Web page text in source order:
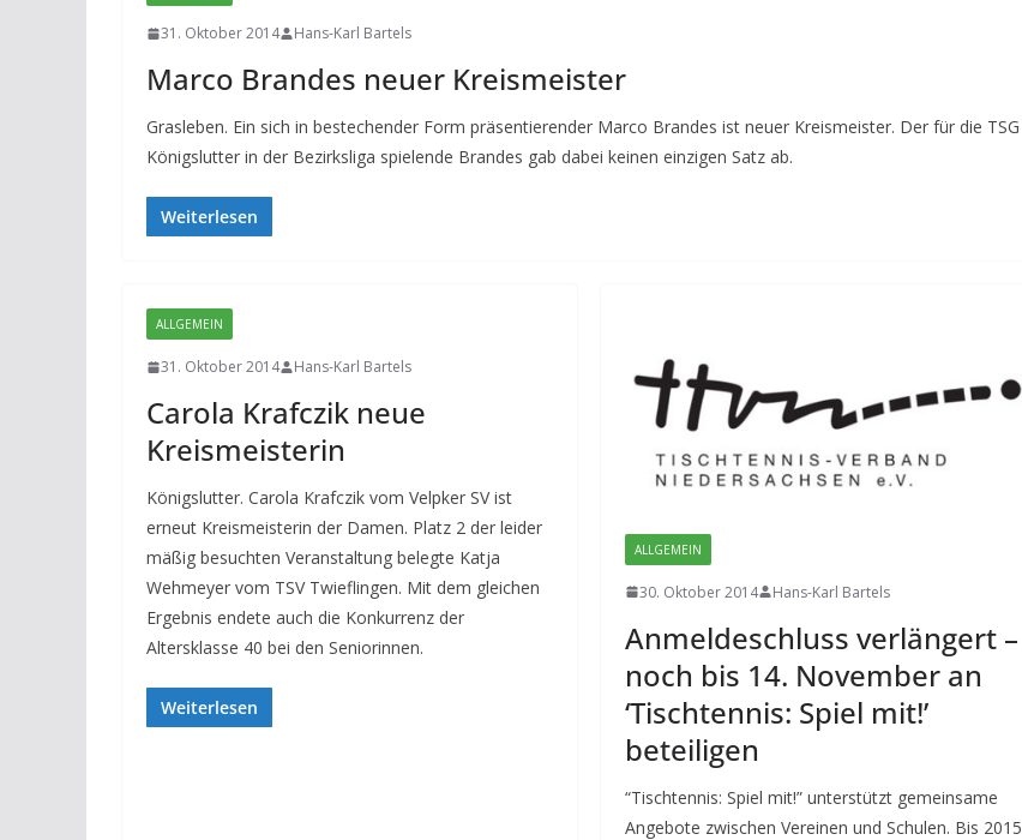
31. Oktober 2014 Hans-Karl Bartels
Marco Brandes neuer Kreismeister
Grasleben. Ein sich in bestechender Form präsentierender Marco Brandes ist neuer Kreismeister. Der für die TSG
Königslutter in der Bezirksliga spielende Brandes gab dabei keinen einzigen Satz ab.
Weiterlesen
ALLGEMEIN
31. Oktober 2014 Hans-Karl Bartels
Carola Krafczik neue
Kreismeisterin
Königslutter. Carola Krafczik vom Velpker SV ist
erneut Kreismeisterin der Damen. Platz 2 der leider
mäßig besuchten Veranstaltung belegte Katja
Wehmeyer vom TSV Twieflingen. Mit dem gleichen
Ergebnis endete auch die Konkurrenz der
Altersklasse 40 bei den Seniorinnen.
Weiterlesen
ALLGEMEIN
30. Oktober 2014 Hans-Karl Bartels
Anmeldeschluss verlängert –
noch bis 14. November an
‘Tischtennis: Spiel mit!’
beteiligen
“Tischtennis: Spiel mit!” unterstützt gemeinsame
Angebote zwischen Vereinen und Schulen. Bis 2015